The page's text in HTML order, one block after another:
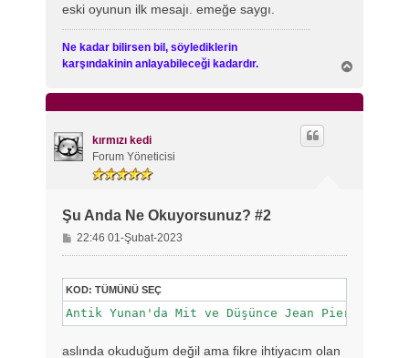
eski oyunun ilk mesajı. emeğe saygı.
Ne kadar bilirsen bil, söylediklerin
karşındakinin anlayabileceği kadardır.
ş
a
kırmızı kedi
Forum Yöneticisi
Şu Anda Ne Okuyorsunuz? #2
M
e
a
j
22:46 01-Şubat-2023
KOD: TÜMÜNÜ SEÇ
Antik Yunan'da Mit ve Düşünce Jean Pierre
aslında okuduğum değil ama fikre ihtiyacım olan